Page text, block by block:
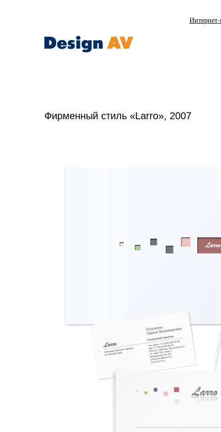
Фирменный стиль «Larro», 2007